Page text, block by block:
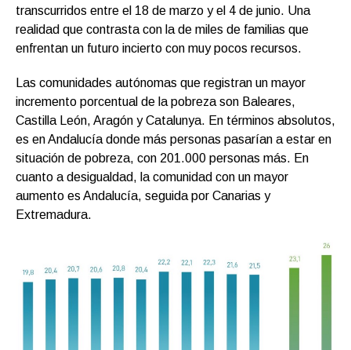
transcurridos entre el 18 de marzo y el 4 de junio. Una
realidad que contrasta con la de miles de familias que
enfrentan un futuro incierto con muy pocos recursos.
Las comunidades autónomas que registran un mayor
incremento porcentual de la pobreza son Baleares,
Castilla León, Aragón y Catalunya. En términos absolutos,
es en Andalucía donde más personas pasarían a estar en
situación de pobreza, con 201.000 personas más. En
cuanto a desigualdad, la comunidad con un mayor
aumento es Andalucía, seguida por Canarias y
Extremadura.